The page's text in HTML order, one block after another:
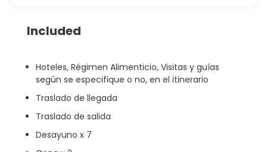
Included
Hoteles, Régimen Alimenticio, Visitas y guías
según se especifique o no, en el itinerario
Traslado de llegada
Traslado de salida
Desayuno x 7